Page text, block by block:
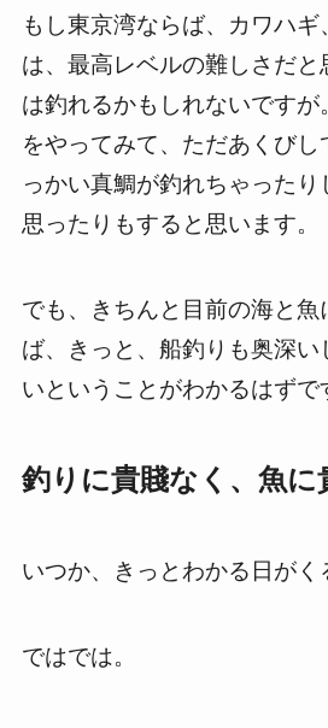
もし東京湾ならば、カワハ
は、最高レベルの難しさだと
は釣れるかもしれないです
をやってみて、ただあくび
っかい真鯛が釣れちゃったり
思ったりもすると思います。
でも、きちんと目前の海と
ば、きっと、船釣りも奥深い
いということがわかるはずで
釣りに貴賤なく、魚に
いつか、きっとわかる日がく
ではでは。